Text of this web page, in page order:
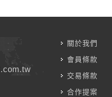
關於我們
會員條款
交易條款
合作提案